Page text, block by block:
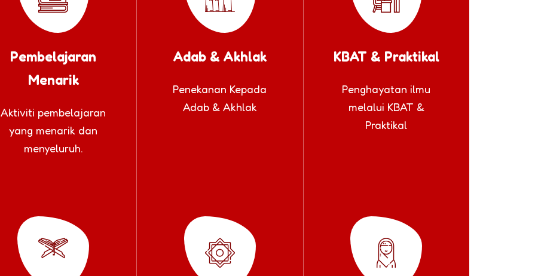
Pembelajaran
Menarik
Aktiviti pembelajaran
yang menarik dan
menyeluruh.
Adab & Akhlak
Penekanan Kepada
Adab & Akhlak
KBAT & Praktikal
Penghayatan ilmu
melalui KBAT &
Praktikal